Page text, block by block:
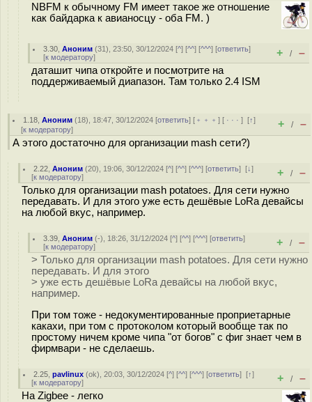
NBFM к обычному FM имеет такое же отношение
как байдарка к авианосцу - оба FM. )
3.30 ,Аноним (31), 23:50, 30/12/2024 [^] [^^] [^^^] [ответить]
[к модератору] + / –
даташит чипа откройте и посмотрите на
поддерживаемый диапазон. Там только 2.4 ISM
1.18 ,Аноним (18), 18:47, 30/12/2024 [ответить] [ ﹢﹢﹢] [ · · ·][↑]
[к модератору] + / –
А этого достаточно для организации mash сети?)
2.22 ,Аноним (20), 19:06, 30/12/2024 [^] [^^] [^^^] [ответить][↓]
[к модератору] + / –
Только для организации mash potatoes. Для сети нужно
передавать. И для этого уже есть дешёвые LoRa девайсы
на любой вкус, например.
3.39 ,Аноним (-), 18:26, 31/12/2024 [^] [^^] [^^^] [ответить]
[к модератору] + / –
> Только для организации mash potatoes. Для сети нужно
передавать. И для этого
> уже есть дешёвые LoRa девайсы на любой вкус,
например.
При том тоже - недокументированные проприетарные
какахи, при том с протоколом который вообще так по
простому ничем кроме чипа "от богов" с фиг знает чем в
фирмвари - не сделаешь.
2.25 ,pavlinux (ok), 20:03, 30/12/2024 [^] [^^] [^^^] [ответить][↑]
[к модератору] + / –
На Zigbee - легко